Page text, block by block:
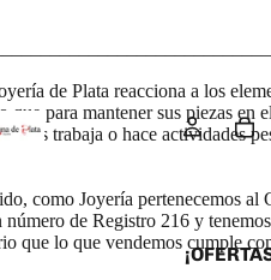
de Plata reacciona a los
para mantener sus piezas en
trabaja o hace actividades
como Joyería pertenecemos al
de Registro 216 y
que lo que vendemos cumple